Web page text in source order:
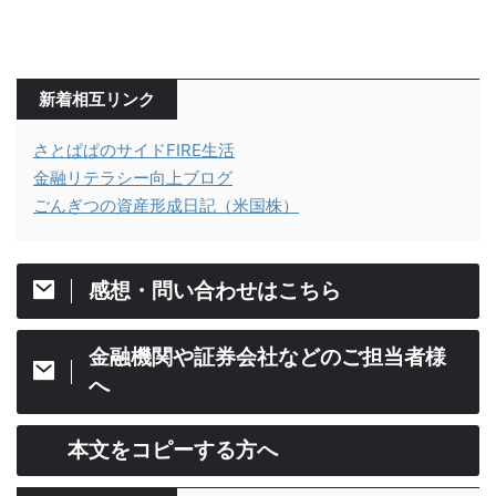
新着相互リンク
さとぱぱのサイドFIRE生活
金融リテラシー向上ブログ
ごんぎつの資産形成日記（米国株）
感想・問い合わせはこちら
金融機関や証券会社などのご担当者様
へ
本文をコピーする方へ